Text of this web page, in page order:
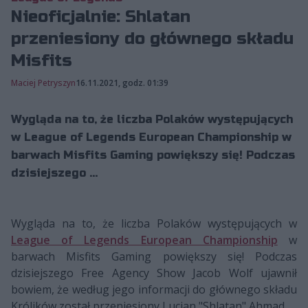
Nieoficjalnie: Shlatan
przeniesiony do głównego składu
Misfits
Maciej Petryszyn16.11.2021, godz. 01:39
Wygląda na to, że liczba Polaków występujących
w League of Legends European Championship w
barwach Misfits Gaming powiększy się! Podczas
dzisiejszego ...
Wygląda na to, że liczba Polaków występujących w
League of Legends European Championship w
barwach Misfits Gaming powiększy się! Podczas
dzisiejszego Free Agency Show Jacob Wolf ujawnił
bowiem, że według jego informacji do głównego składu